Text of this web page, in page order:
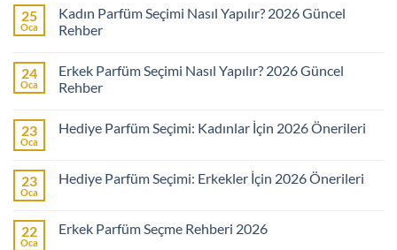
25
Oca
Kadın Parfüm Seçimi Nasıl Yapılır? 2026 Güncel
Rehber
Kadın
Parfüm
Seçimi
2026
24
Oca
Erkek Parfüm Seçimi Nasıl Yapılır? 2026 Güncel
Rehber
Erkek
Yapılır?
2026
23
Oca
Hediye Parfüm Seçimi: Kadınlar İçin 2026 Önerileri
Parfüm
2026
Önerileri
23
Oca
Hediye Parfüm Seçimi: Erkekler İçin 2026 Önerileri
Parfüm
22
Oca
Erkek Parfüm Seçme Rehberi 2026